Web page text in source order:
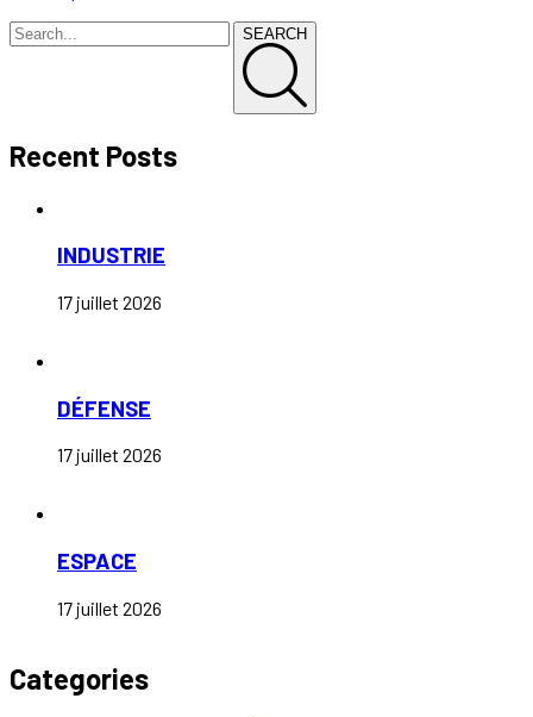
SEARCH
Recent Posts
INDUSTRIE
17 juillet 2026
DÉFENSE
17 juillet 2026
ESPACE
17 juillet 2026
Categories